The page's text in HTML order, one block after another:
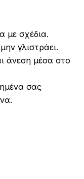
με σχέδια.
γλιστράει.
άνεση μέσα στο
σας